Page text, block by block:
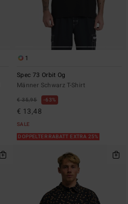
1
Spec 73 Orbit Og
Männer Schwarz T-Shirt
€ 35,95 63%
€ 13,48
SALE
DOPPELTER RABATT EXTRA 25%